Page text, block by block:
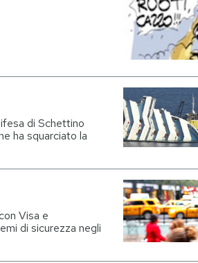
di Schettino
ha squarciato la
Visa e
di sicurezza negli